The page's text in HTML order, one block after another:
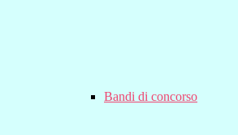
Bandi di concorso